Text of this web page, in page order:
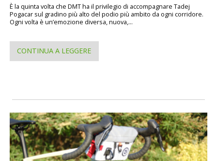
È la quinta volta che DMT ha il privilegio di accompagnare Tadej
Pogacar sul gradino più alto del podio più ambito da ogni corridore.
Ogni volta è un’emozione diversa, nuova,...
CONTINUA A LEGGERE